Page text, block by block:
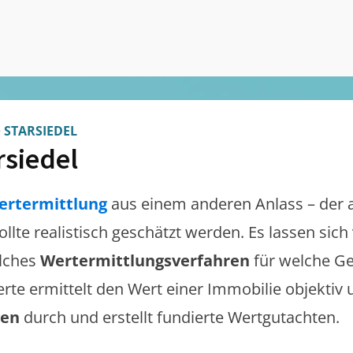
STARSIEDEL
aus einem anderen Anlass – der
realistisch geschätzt werden. Es lassen
Wertermittlungsverfahren für welche
ermittelt den Wert einer Immobilie objektiv
durch und erstellt fundierte Wertgutachten.